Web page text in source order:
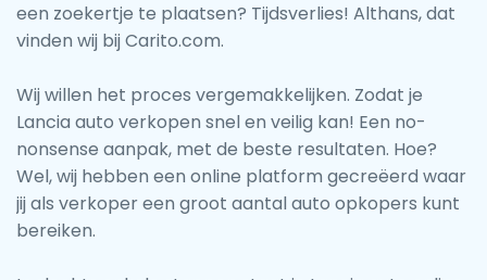
een zoekertje te plaatsen? Tijdsverlies! Althans, dat
vinden wij bij Carito.com.
Wij willen het proces vergemakkelijken. Zodat je
Lancia auto verkopen snel en veilig kan! Een no-
nonsense aanpak, met de beste resultaten. Hoe?
Wel, wij hebben een online platform gecreëerd waar
jij als verkoper een groot aantal auto opkopers kunt
bereiken.